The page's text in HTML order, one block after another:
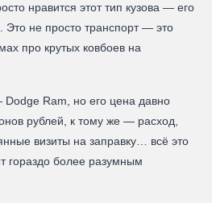
нравится этот тип кузова — его
Это не просто транспорт — это
про крутых ковбоев на
Ram, но его цена давно
рублей, к тому же — расход,
визиты на заправку… всё это
гораздо более разумным